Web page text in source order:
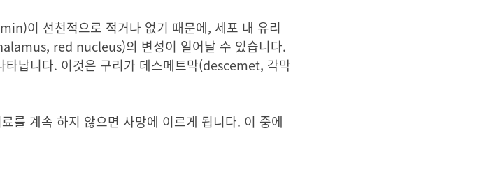
이 선천적으로 적거나 없기 때문에, 세포 내 유리
red nucleus)의 변성이 일어날 수 있습니다.
납니다. 이것은 구리가 데스메트막(descemet, 각막
를 계속 하지 않으면 사망에 이르게 됩니다. 이 중에